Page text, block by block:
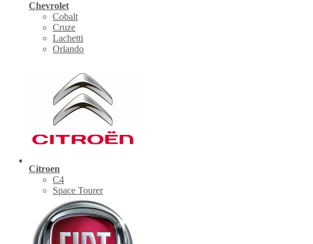
Chevrolet
Cobalt
Cruze
Lachetti
Orlando
Citroen
C4
Space Tourer